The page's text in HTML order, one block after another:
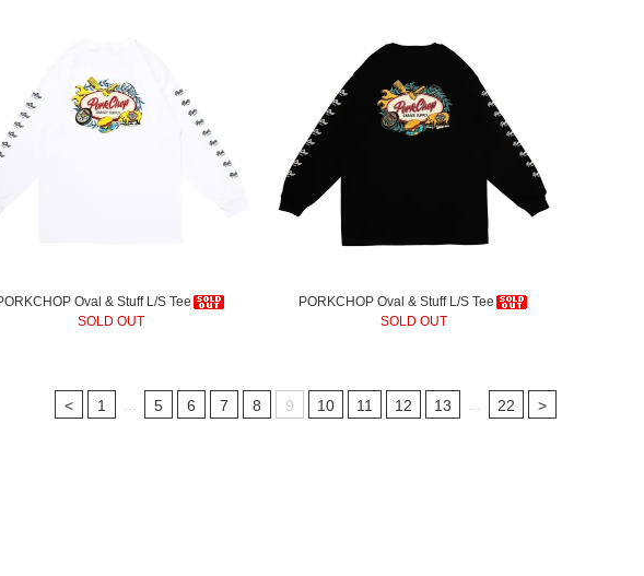
Oval & Stuff L/S Tee
SOLD OUT
PORKCHOP Oval & Stuff L/S Tee
SOLD OUT
< 1 ... 5 6 7 8 9 10 11 12 13 ... 22 >